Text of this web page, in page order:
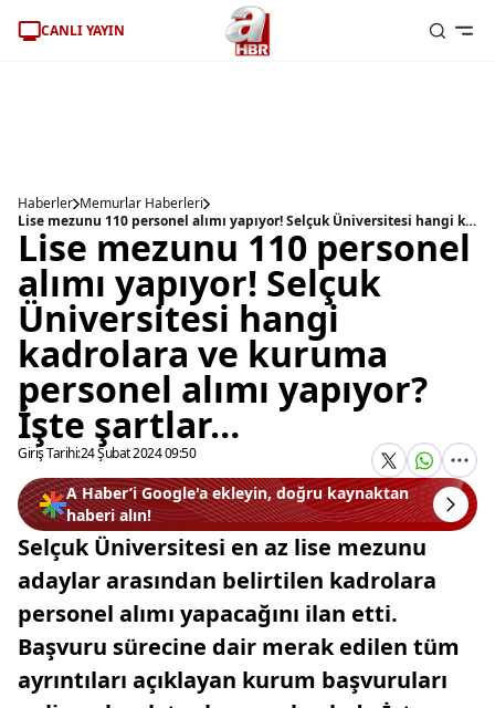
CANLI YAYIN
Haberler Memurlar Haberleri
Lise mezunu 110 personel alımı yapıyor! Selçuk Üniversitesi hangi kadrolara ve kuruma personel alımı yapıyor? İşte şartlar…
Lise mezunu 110 personel
alımı yapıyor! Selçuk
Üniversitesi hangi
kadrolara ve kuruma
personel alımı yapıyor?
İşte şartlar…
Giriş Tarihi:24 Şubat 2024 09:50
A Haber’i Google'a ekleyin, doğru kaynaktan
haberi alın!
Selçuk Üniversitesi en az lise mezunu
adaylar arasından belirtilen kadrolara
personel alımı yapacağını ilan etti.
Başvuru sürecine dair merak edilen tüm
ayrıntıları açıklayan kurum başvuruları